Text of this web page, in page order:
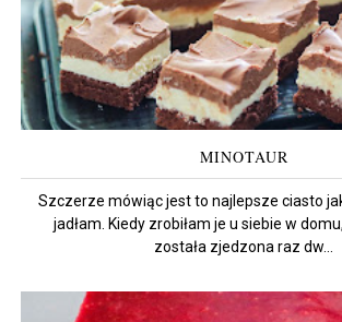
MINOTAUR
Szczerze mówiąc jest to najlepsze ciasto
jadłam. Kiedy zrobiłam je u siebie w
została zjedzona raz dw...